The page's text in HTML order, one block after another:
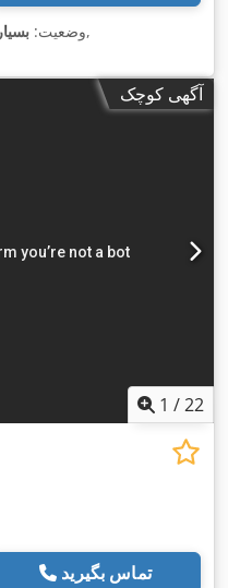
وضعیت:,
آگهی کوچک
1 /22
تماس بگیرید